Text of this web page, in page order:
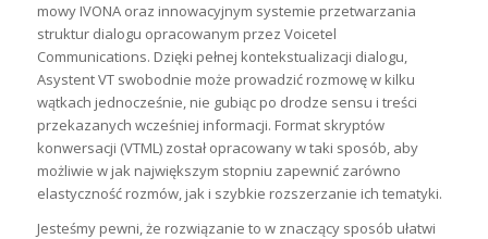
mowy IVONA oraz innowacyjnym systemie przetwarzania
struktur dialogu opracowanym przez Voicetel
Communications. Dzięki pełnej kontekstualizacji dialogu,
Asystent VT swobodnie może prowadzić rozmowę w kilku
wątkach jednocześnie, nie gubiąc po drodze sensu i treści
przekazanych wcześniej informacji. Format skryptów
konwersacji (VTML) został opracowany w taki sposób, aby
możliwie w jak największym stopniu zapewnić zarówno
elastyczność rozmów, jak i szybkie rozszerzanie ich tematyki.
Jesteśmy pewni, że rozwiązanie to w znaczący sposób ułatwi